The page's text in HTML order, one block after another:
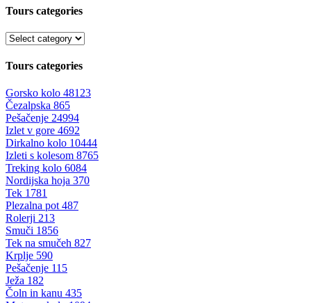
Tours categories
Tours categories
Gorsko kolo 48123
Čezalpska 865
Pešačenje 24994
Izlet v gore 4692
Dirkalno kolo 10444
Izleti s kolesom 8765
Treking kolo 6084
Nordijska hoja 370
Tek 1781
Plezalna pot 487
Rolerji 213
Smuči 1856
Tek na smučeh 827
Krplje 590
Pešačenje 115
Ježa 182
Čoln in kanu 435